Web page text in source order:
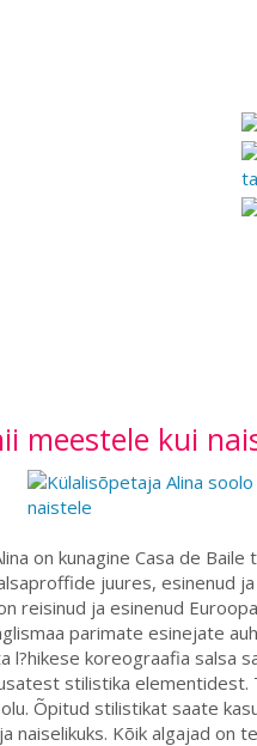
meestele kui
on kunagine Casa de
juures, esinenud
reisinud ja esinenud
parimate esinejate
l?hikese koreograafia salsa
stilistika elementidest.
Õpitud stilistikat saate
naiselikuks. Kõik algajad on